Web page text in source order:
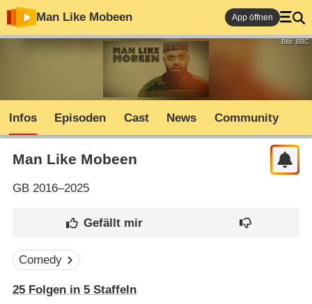
Man Like Mobeen App öffnen
Bild: BBC
Infos Episoden Cast News Community
Man Like Mobeen
GB2016–2025
Comedy
25Folgen in 5Staffeln